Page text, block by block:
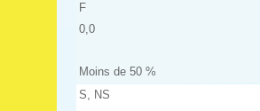
F
0,0
Moins de 50 %
S, NS